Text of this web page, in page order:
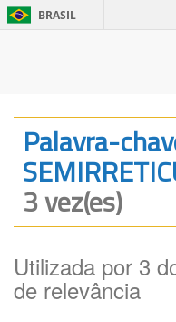
BRASIL
Palavra-
3 vez(es)
Utilizada por 3
de relevância